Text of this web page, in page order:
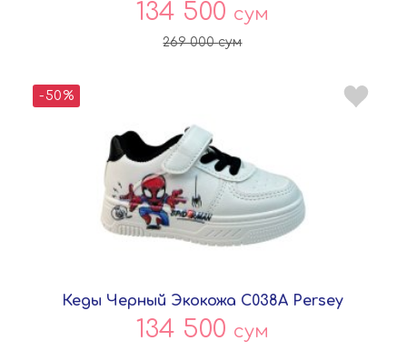
134 500 сум
269 000сум
-50%
Кеды Черный Экокожа C038A Persey
134 500 сум